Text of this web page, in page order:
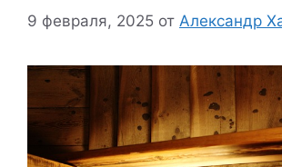
9 февраля, 2025 от Александр